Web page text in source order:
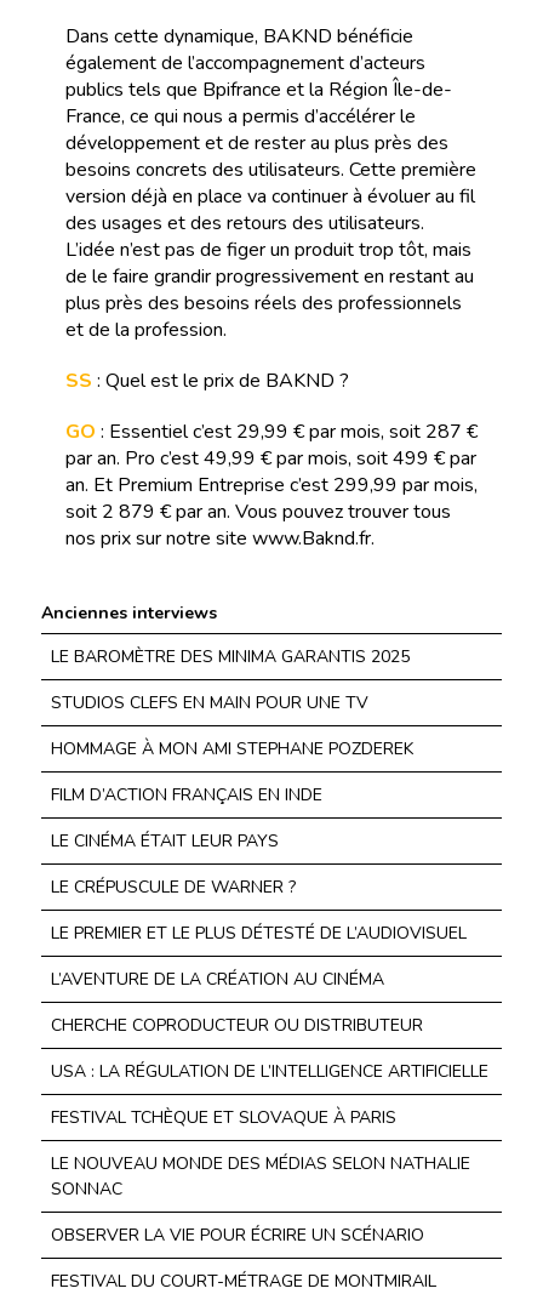
Dans cette dynamique, BAKND bénéficie
également de l’accompagnement d’acteurs
publics tels que Bpifrance et la Région Île-de-
France, ce qui nous a permis d’accélérer le
développement et de rester au plus près des
besoins concrets des utilisateurs. Cette première
version déjà en place va continuer à évoluer au fil
des usages et des retours des utilisateurs.
L’idée n’est pas de figer un produit trop tôt, mais
de le faire grandir progressivement en restant au
plus près des besoins réels des professionnels
et de la profession.
SS : Quel est le prix de BAKND ?
GO : Essentiel c’est 29,99 € par mois, soit 287 €
par an. Pro c’est 49,99 € par mois, soit 499 € par
an. Et Premium Entreprise c’est 299,99 par mois,
soit 2 879 € par an. Vous pouvez trouver tous
nos prix sur notre site www.Baknd.fr.
Anciennes interviews
LE BAROMÈTRE DES MINIMA GARANTIS 2025
STUDIOS CLEFS EN MAIN POUR UNE TV
HOMMAGE À MON AMI STEPHANE POZDEREK
FILM D’ACTION FRANÇAIS EN INDE
LE CINÉMA ÉTAIT LEUR PAYS
LE CRÉPUSCULE DE WARNER ?
LE PREMIER ET LE PLUS DÉTESTÉ DE L’AUDIOVISUEL
L’AVENTURE DE LA CRÉATION AU CINÉMA
CHERCHE COPRODUCTEUR OU DISTRIBUTEUR
USA : LA RÉGULATION DE L’INTELLIGENCE ARTIFICIELLE
FESTIVAL TCHÈQUE ET SLOVAQUE À PARIS
LE NOUVEAU MONDE DES MÉDIAS SELON NATHALIE
SONNAC
OBSERVER LA VIE POUR ÉCRIRE UN SCÉNARIO
FESTIVAL DU COURT-MÉTRAGE DE MONTMIRAIL